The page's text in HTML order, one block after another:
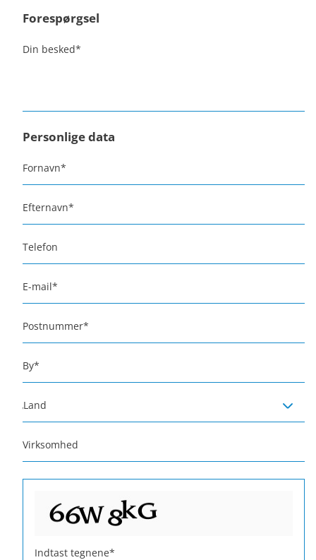
Forespørgsel
Din besked*
Personlige data
Fornavn*
Efternavn*
Telefon
E-mail*
Postnummer*
By*
Land
Virksomhed
Indtast tegnene*